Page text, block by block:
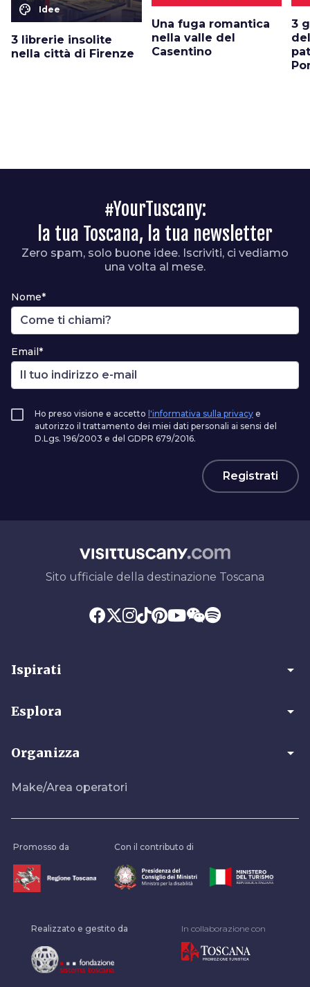
color_lens Idee
3 librerie insolite
nella città di Firenze
Una fuga romantica
nella valle del
Casentino
3
#YourTuscany:
la tua Toscana, la tua newsletter
Zero spam, solo buone idee. Iscriviti, ci vediamo
una volta al mese.
Nome*
Email*
Ho preso visione e accetto l'informativa sulla privacy e
autorizzo il trattamento dei miei dati personali ai sensi del
D.Lgs. 196/2003 e del GDPR 679/2016.
Registrati
Sito ufficiale della destinazione Toscana
Ispirati arrow_drop_down
Esplora arrow_drop_down
Organizza arrow_drop_down
Make/Area operatori
Promosso da Con il contributo di
Realizzato e gestito da In collaborazione con